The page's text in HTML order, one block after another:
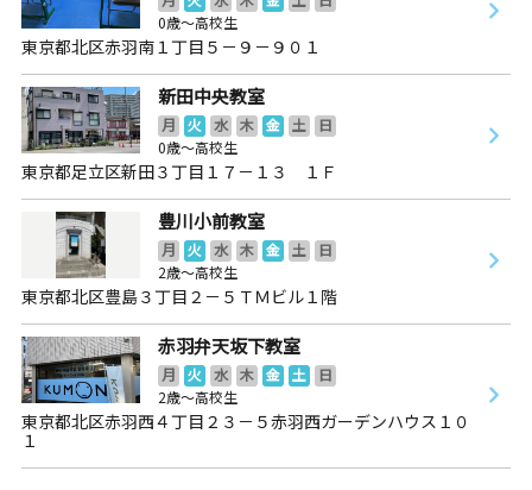
0歳～高校生
東京都北区赤羽南１丁目５－９－９０１
新田中央教室
月 火 水 木 金 土
日
0歳～高校生
東京都足立区新田３丁目１７－１３ １Ｆ
豊川小前教室
月 火 水 木 金 土
日
2歳～高校生
東京都北区豊島３丁目２－５ＴＭビル１階
赤羽弁天坂下教室
月 火 水 木 金 土
日
2歳～高校生
東京都北区赤羽西４丁目２３－５赤羽西ガーデンハウス１０
１